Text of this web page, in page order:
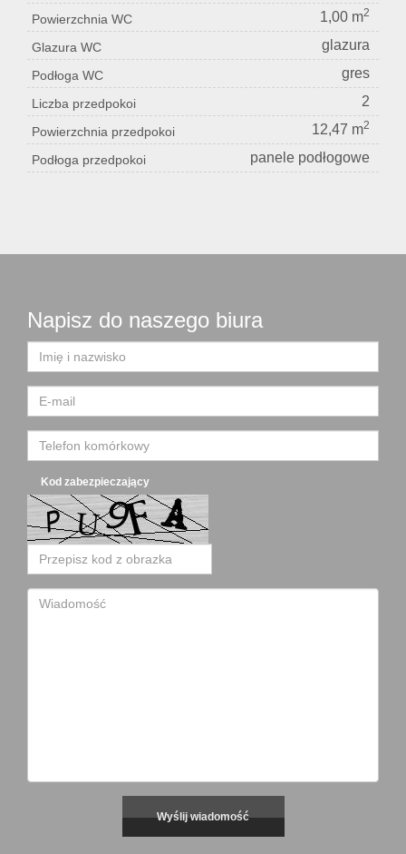
Powierzchnia WC 1,00 m2
Glazura WC glazura
Podłoga WC gres
Liczba przedpokoi 2
Powierzchnia przedpokoi 12,47 m2
Podłoga przedpokoi panele podłogowe
Napisz do naszego biura
Kod zabezpieczający